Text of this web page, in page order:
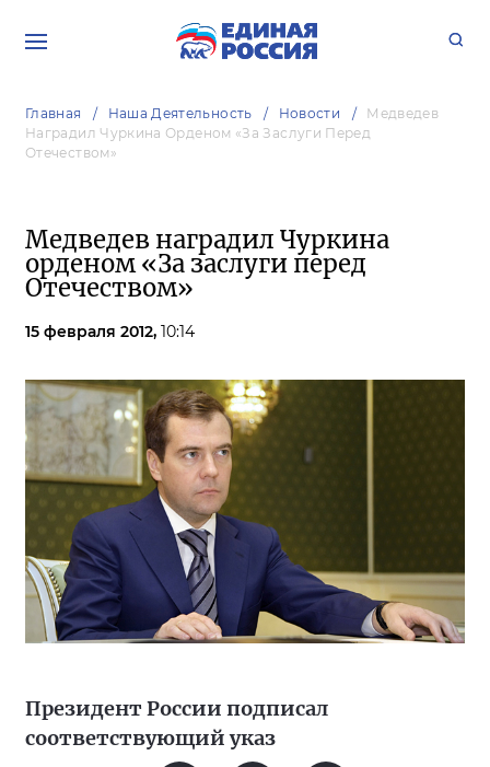
Главная Наша Деятельность Новости
Медведев
Наградил Чуркина Орденом «За Заслуги Перед
Отечеством»
Медведев наградил Чуркина
орденом «За заслуги перед
Отечеством»
15 февраля 2012, 10:14
Президент России подписал
соответствующий указ